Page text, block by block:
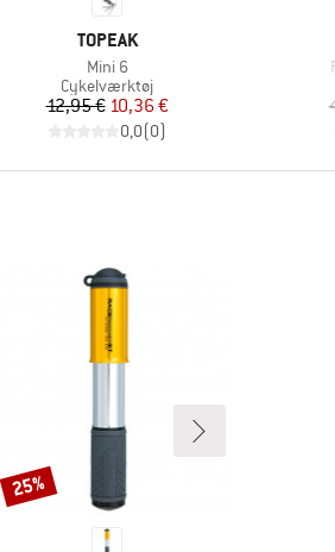
MÆRKE
TOPEAK
Artikel
Mini 6
Produktgruppe
Cykelværktøj
Pris
12,95 €Nedsat pris
10,36 €
0,0(0)
Rabat
25%